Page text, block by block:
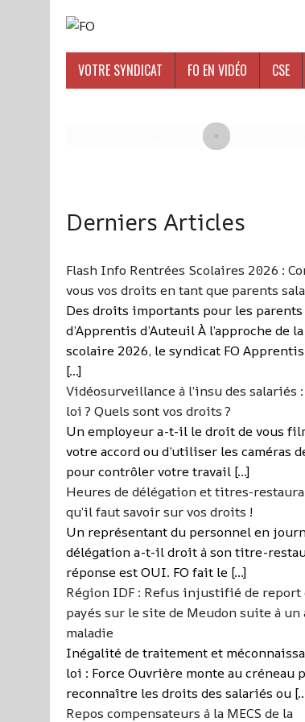
VOTRE SYNDICAT FO EN VIDÉO CSE
Derniers Articles
Flash Info Rentrées Scolaires 2026 :
vous vos droits en tant que parents
Des droits importants pour les parents
d’Apprentis d’Auteuil À l’approche de
scolaire 2026, le syndicat FO
[…]
Vidéosurveillance à l’insu des salariés
loi ? Quels sont vos droits ?
Un employeur a-t-il le droit de vous
votre accord ou d’utiliser les caméras
pour contrôler votre travail […]
Heures de délégation et titres-
qu’il faut savoir sur vos droits !
Un représentant du personnel en
délégation a-t-il droit à son titre-
réponse est OUI. FO fait le […]
Région IDF : Refus injustifié de report
payés sur le site de Meudon suite à un
maladie
Inégalité de traitement et
loi : Force Ouvrière monte au créneau
reconnaître les droits des salariés ou
Repos compensateurs à la MECS de la